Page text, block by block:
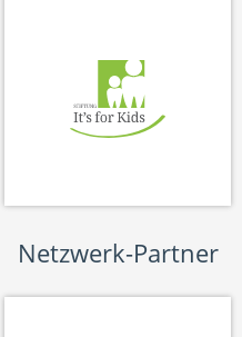
Netzwerk-Partner